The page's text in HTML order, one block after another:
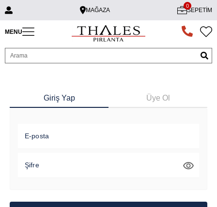
MAĞAZA SEPETIM
0
MENU
Giriş Yap Üye Ol
E-posta
Şifre